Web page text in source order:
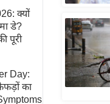
क्यों
डे?
पूरी
Day:
का